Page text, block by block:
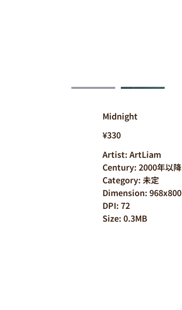
¥330
Artist: ArtLiam
Century: 2000年以降
Category: 未定
Dimension: 968x800
DPI: 72
Size: 0.3MB
Midnight